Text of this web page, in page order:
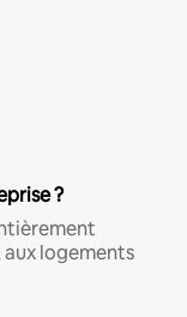
?
aux logements